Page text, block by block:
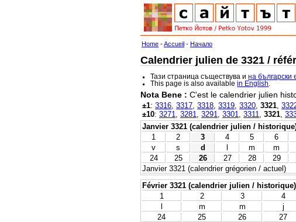
Home -Accueil - Начало
Calendrier julien de 3321 /
Тази страница съществува ина български
This page is also availablein English
Nota Bene : C'est le calendrier julien
±1: 3316 3317 3318 3319 3320 3321
±10: 3271 3281 3291 3301 3311 3321
Janvier 3321 (calendrier julien /
1
2 3 4 5 6
v
s d l m m
24
25 26 27 28 29
Janvier 3321 (calendrier grégorien / actuel)
Février 3321 (calendrier julien / historique)
1
2 3 4
m m j
24
25 26 27